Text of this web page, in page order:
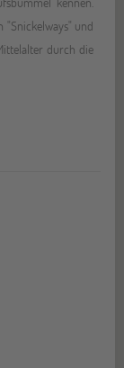
"Snickelways" und
durch die